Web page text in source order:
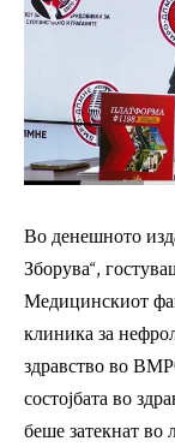
Во денешното
Зборува“,
Медицинскиот
клиника за
здравство во
состојбата во
беше затекнат во